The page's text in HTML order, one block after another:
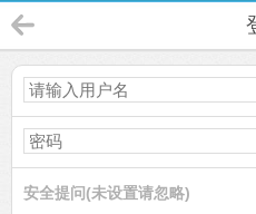
安全提问(未设置请忽略)